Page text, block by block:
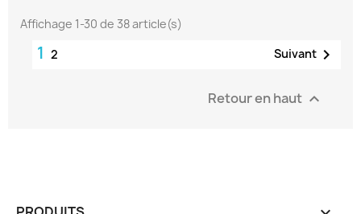
Affichage 1-30 de 38 article(s)
1 2 Suivant 
Retour en haut 